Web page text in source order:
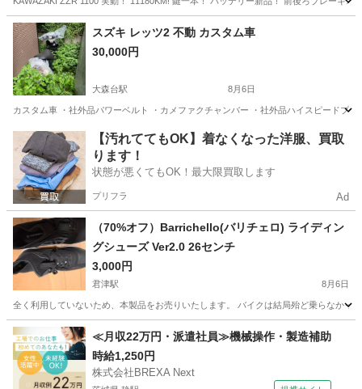
千葉 山武市 八街駅 カワサキ ZZR
スズキ レッツ2 不動 カスタム車
30,000円
大森台駅 8月6日
カスタム車 ・社外品パワーベルト ・カメファクチャンバー ・社外品ハイスピードプ
千葉 千葉市 大森台駅 スズキ レッツ
【汚れててもOK】着なくなった洋服、買取
ります！
状態が悪くてもOK！最大限買取します
プリフラ Ad
（70%オフ）Barrichello(バリチェロ) ライディン
グシューズ Ver2.0 26センチ
3,000円
君津駅 8月6日
全く利用していないため、本製品をお売りいたします。 バイクは結局殆ど乗らなか
千葉 君津市 君津駅 その他
≪月収22万円・派遣社員≫機械操作・製造補助
時給1,250円
株式会社BREXA Next